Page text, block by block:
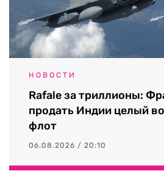
НОВОСТИ
Rafale за триллионы:
продать Индии целый
флот
06.08.2026 / 20:10